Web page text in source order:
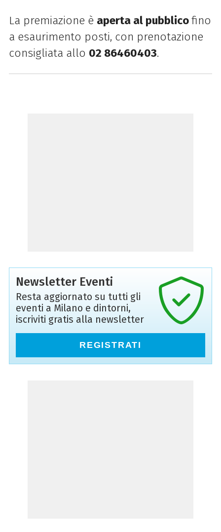
La premiazione è aperta al pubblicofino
a esaurimento posti, con prenotazione
consigliata allo 02 86460403.
Newsletter Eventi
Resta aggiornato su tutti gli
eventi a Milano e dintorni,
iscriviti gratis alla newsletter
REGISTRATI